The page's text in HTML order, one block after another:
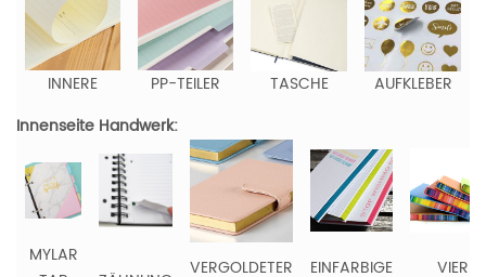
INNERE PP-TEILER TASCHE
AUFKLEBER
Innenseite Handwerk:
MYLAR
VERGOLDETER EINFARBIGE VIER